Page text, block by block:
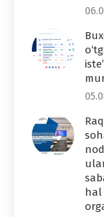
hal